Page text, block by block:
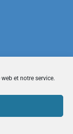
et notre service.
Contactez-nous